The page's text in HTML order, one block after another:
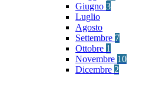
Giugno 3
Luglio
Agosto
Settembre 7
Ottobre 1
Novembre 10
Dicembre 2